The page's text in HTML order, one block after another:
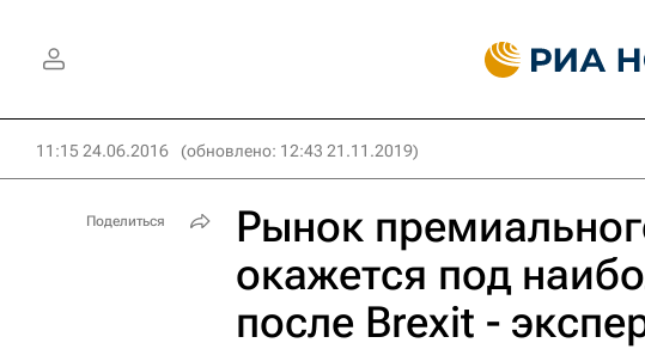
11:15 24.06.2016 (обновлено: 12:43 21.11.2019)
Рынок
окажется под
после Brexit -
Поделиться